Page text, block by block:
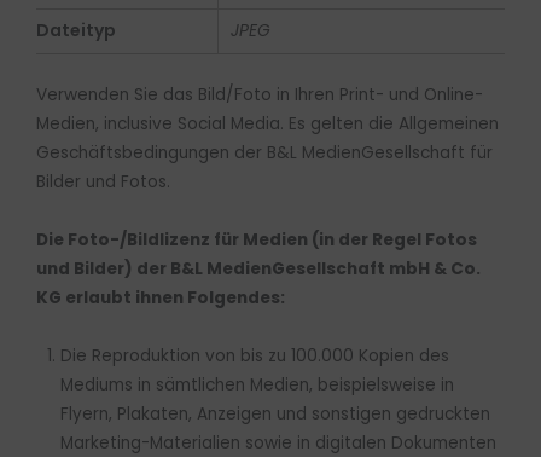
Dateityp JPEG
Verwenden Sie das Bild/Foto in Ihren Print- und Online-
Medien, inclusive Social Media. Es gelten die Allgemeinen
Geschäftsbedingungen der B&L MedienGesellschaft für
Bilder und Fotos.
Die Foto-/Bildlizenz für Medien (in der Regel Fotos
und Bilder) der B&L MedienGesellschaft mbH & Co.
KG erlaubt ihnen Folgendes:
Die Reproduktion von bis zu 100.000 Kopien des
Mediums in sämtlichen Medien, beispielsweise in
Flyern, Plakaten, Anzeigen und sonstigen gedruckten
Marketing-Materialien sowie in digitalen Dokumenten